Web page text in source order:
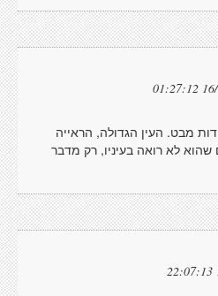
16/
מבט. העין הגדולה, הראייה
לא רואה בעיניו, רק מדבר